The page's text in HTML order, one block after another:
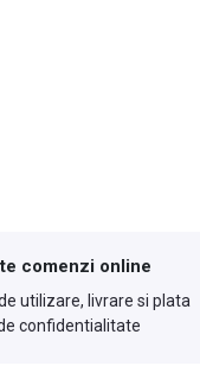
comenzi online
utilizare, livrare si plata
confidentialitate